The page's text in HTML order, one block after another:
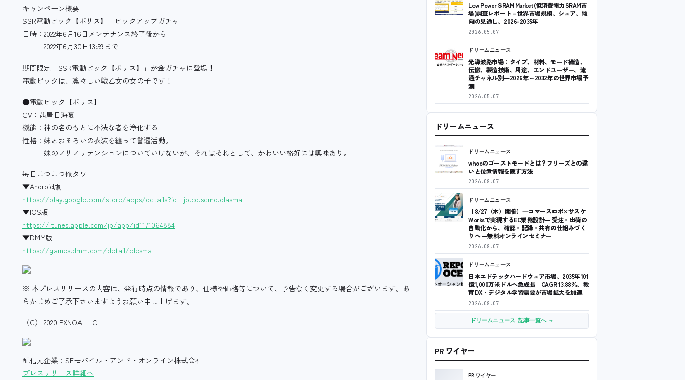
キャンペーン概要
SSR電動ピック【ポリス】 ピックアップガチャ
日時：2022年6月16日メンテナンス終了後から
2022年6月30日13:59まで
期間限定「SSR電動ピック【ポリス】」が金ガチャに登場！
電動ピックは、凛々しい戦乙女の女の子です！
●電動ピック【ポリス】
CV：茜屋日海夏
機能：神の名のもとに不法な者を浄化する
性格：妹とおそろいの衣装を纏って警邏活動。
妹のノリノリテンションについていけないが、それはそれとして、かわいい格好には興味あり。
毎日こつこつ俺タワー
▼Android版
https://play.google.com/store/apps/details?id=jp.co.semo.olasma
▼IOS版
https://itunes.apple.com/jp/app/id1171064884
▼DMM版
https://games.dmm.com/detail/olesma
※ 本プレスリリースの内容は、発行時点の情報であり、仕様や価格等について、予告なく変更する場合がございます。あ
らかじめご了承下さいますようお願い申し上げます。
（C） 2020 EXNOA LLC
配信元企業：SEモバイル・アンド・オンライン株式会社
プレスリリース詳細へ
Low Power SRAM Market(低消費電力SRAM市
場)調査レポート – 世界市場規模、シェア、傾
向の見通し、2026-2035年
2026.05.07
ドリームニュース
光導波路市場：タイプ、材料、モード構造、
伝搬、製造技術、用途、エンドユーザー、流
通チャネル別―2026年～2032年の世界市場予
測
2026.05.07
ドリームニュース
ドリームニュース
whooのゴーストモードとは？フリーズとの違
いと位置情報を隠す方法
2026.08.07
ドリームニュース
【8/27（木）開催】―コマースロボ×サスケ
Worksで実現するEC業務設計― 受注・出荷の
自動化から、確認・記録・共有の仕組みづく
りへ ―無料オンラインセミナー
2026.08.07
ドリームニュース
日本エドテックハードウェア市場、2035年101
億1,000万米ドルへ急成長｜CAGR 13.88％、教
育DX・デジタル学習需要が市場拡大を加速
2026.08.07
ドリームニュース 記事一覧へ →
PR ワイヤー
PRワイヤー